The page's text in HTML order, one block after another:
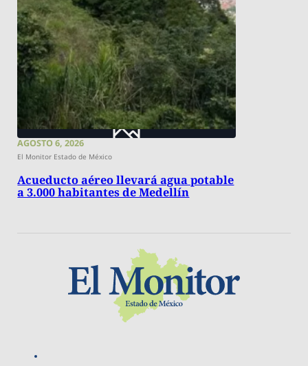
AGOSTO 6, 2026
El Monitor Estado de México
Acueducto aéreo llevará agua potable
a 3.000 habitantes de Medellín